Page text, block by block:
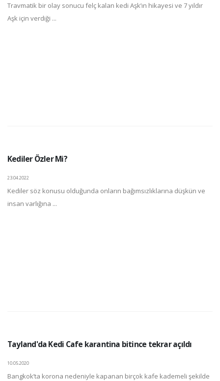
Travmatik bir olay sonucu felç kalan kedi Aşk’ın hikayesi ve 7 yıldır
Aşk için verdiği ...
Kediler Özler Mi?
23.04.2022
Kediler söz konusu olduğunda onların bağımsızlıklarına düşkün ve
insan varlığına ...
Tayland'da Kedi Cafe karantina bitince tekrar açıldı
10.05.2020
Bangkok’ta korona nedeniyle kapanan birçok kafe kademeli şekilde